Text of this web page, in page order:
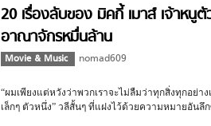
20 เรื่องลับของ มิคกี้ เมาส์ เจ้าหนูตั
อาณาจักรหมื่นล้าน
Movie & Music nomad609
“ผมเพียงแต่หวังว่าพวกเราจะไม่ลืมว่าทุกสิ่งทุกอย่า
เล็กๆ ตัวหนึ่ง” วลีสั้นๆ ที่แฝงไว้ด้วยความหมายอัน